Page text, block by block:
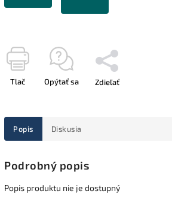
Tlač Opýtať sa Zdieľať
Popis Diskusia
Podrobný popis
Popis produktu nie je dostupný